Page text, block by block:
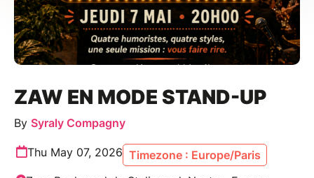
ZAW EN MODE STAND-UP
By Syraly Compagny
Thu May 07, 2026 Timezone : Europe/Paris